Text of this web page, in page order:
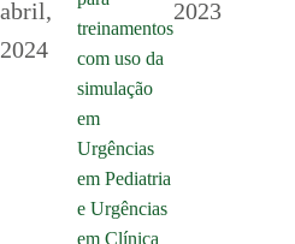
abril,
2024
treinamentos
com uso da
simulação
em
Urgências
em Pediatria
e Urgências
em Clínica
2023